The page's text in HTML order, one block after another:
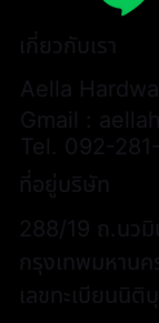
เกี่ยวกับเรา
Aella
Gmail :
Tel. 092-
ที่อยู่บริษัท
288/19 ถ.นว
กรุงเทพมหาน
เลขทะเบียนนิ